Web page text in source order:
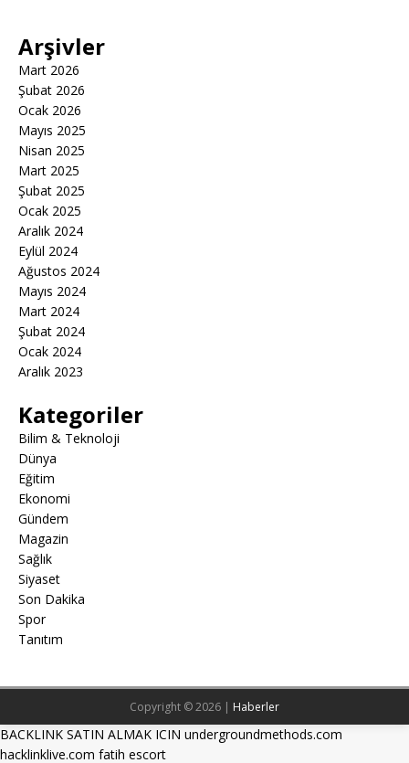
Arşivler
Mart 2026
Şubat 2026
Ocak 2026
Mayıs 2025
Nisan 2025
Mart 2025
Şubat 2025
Ocak 2025
Aralık 2024
Eylül 2024
Ağustos 2024
Mayıs 2024
Mart 2024
Şubat 2024
Ocak 2024
Aralık 2023
Kategoriler
Bilim & Teknoloji
Dünya
Eğitim
Ekonomi
Gündem
Magazin
Sağlık
Siyaset
Son Dakika
Spor
Tanıtım
Copyright © 2026 | Haberler
BACKLINK SATIN ALMAK ICIN undergroundmethods.com
hacklinklive.com fatih escort